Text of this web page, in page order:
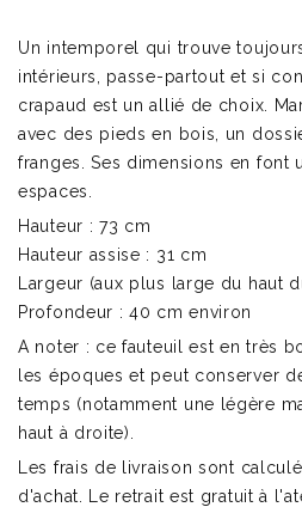
Un intemporel qui trouve
intérieurs, passe-partout et si
crapaud est un allié de choix.
avec des pieds en bois, un
franges. Ses dimensions en font
espaces.
Hauteur : 73 cm
Hauteur assise : 31 cm
Largeur (aux plus large du haut
Profondeur : 40 cm environ
A noter : ce fauteuil est en très
les époques et peut conserver
temps (notamment une légère
haut à droite).
Les frais de livraison sont
d'achat. Le retrait est gratuit à